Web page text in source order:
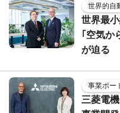
世界的自
世界最
｢空気か
が迫る
事業ポー
三菱電